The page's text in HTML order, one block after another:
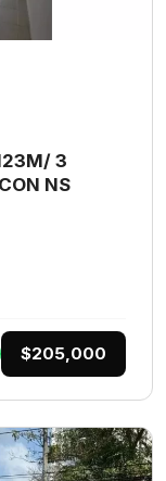
3
NS
$205,000